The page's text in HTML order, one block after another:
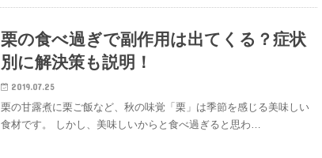
栗の食べ過ぎで副作用は出てくる？症状
別に解決策も説明！
2019.07.25
栗の甘露煮に栗ご飯など、秋の味覚「栗」は季節を感じる美味しい
食材です。 しかし、美味しいからと食べ過ぎると思わ…